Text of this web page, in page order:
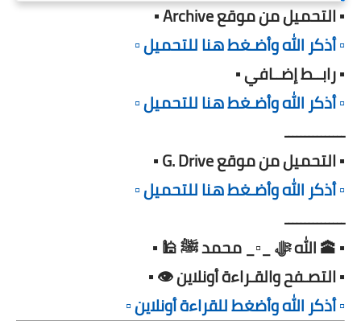
▪️ التحميل من موقع Archive ▪️
▫️ أذكر الله وأضـغط هنا للتحميل ▫️
▪️ رابــط إضــافي ▪️
▫️ أذكر الله وأضـغط هنا للتحميل ▫️
ـــــــــــــــ
▪️ التحميل من موقع G. Drive ▪️
▫️ أذكر الله وأضـغط هنا للتحميل ▫️
ـــــــــــــــ
▪️ 🕋 الله ﷻ _▫️_ محمد ﷺ 🕌 ▪️
▪️ التصـفح والقـراءة أونلاين 👁️ ▪️
▫️ أذكر الله وأضغط للقراءة أونلاين ▫️